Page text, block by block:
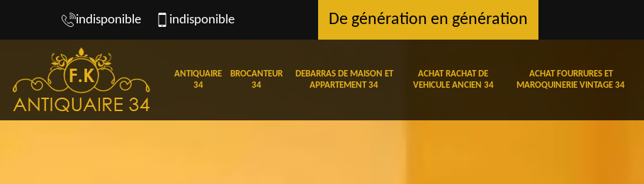
indisponible indisponible De génération en génération
ANTIQUAIRE
34
BROCANTEUR
34
DEBARRAS DE MAISON ET
APPARTEMENT 34
ACHAT RACHAT DE
VEHICULE ANCIEN 34
ACHAT FOURRURES ET
MAROQUINERIE VINTAGE 34